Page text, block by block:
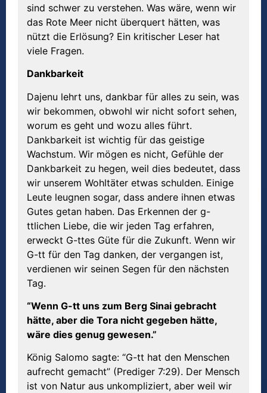
sind schwer zu verstehen. Was wäre, wenn wir
das Rote Meer nicht überquert hätten, was
nützt die Erlösung? Ein kritischer Leser hat
viele Fragen.
Dankbarkeit
Dajenu lehrt uns, dankbar für alles zu sein, was
wir bekommen, obwohl wir nicht sofort sehen,
worum es geht und wozu alles führt.
Dankbarkeit ist wichtig für das geistige
Wachstum. Wir mögen es nicht, Gefühle der
Dankbarkeit zu hegen, weil dies bedeutet, dass
wir unserem Wohltäter etwas schulden. Einige
Leute leugnen sogar, dass andere ihnen etwas
Gutes getan haben. Das Erkennen der g-
ttlichen Liebe, die wir jeden Tag erfahren,
erweckt G-ttes Güte für die Zukunft. Wenn wir
G-tt für den Tag danken, der vergangen ist,
verdienen wir seinen Segen für den nächsten
Tag.
“Wenn G-tt uns zum Berg Sinai gebracht
hätte, aber die Tora nicht gegeben hätte,
wäre dies genug gewesen.”
König Salomo sagte: “G-tt hat den Menschen
aufrecht gemacht” (Prediger 7:29). Der Mensch
ist von Natur aus unkompliziert, aber weil wir